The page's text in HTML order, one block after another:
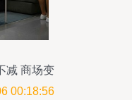
减 商场变
00:18:56